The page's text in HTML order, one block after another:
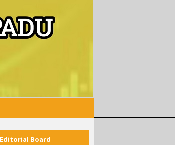
Editorial Board